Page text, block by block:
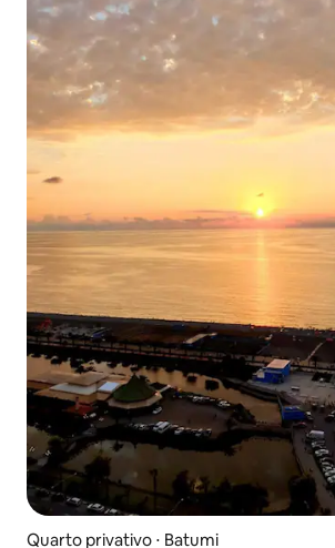
Quarto privativo ⋅ Batumi